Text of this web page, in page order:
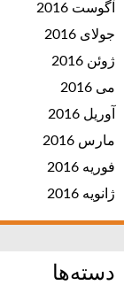
آگوست 2016
جولای 2016
ژوئن 2016
می 2016
آوریل 2016
مارس 2016
فوریه 2016
ژانویه 2016
دسته‌ها